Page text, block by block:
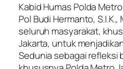
Kabid Humas Polda
Pol Budi Hermanto,
seluruh masyarakat,
Jakarta, untuk
Sedunia sebagai refleksi